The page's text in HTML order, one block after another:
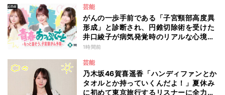
芸能
がんの一歩手前である「子宮頸部高度異
形成」と診断され、円錐切除術を受けた
井口綾子が病気発覚時のリアルな心境や
葛藤を語る ABEMAトーク番組『青春
ん予防-』
1時間前
芸能
乃木坂46賀喜遥香「ハンディファンとか
タオルとか持っていくんだよ！」夏休み
に初めて東京旅行するリスナーに全力ア